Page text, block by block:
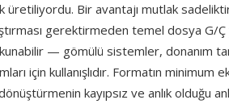
üretiliyordu. Bir avantajı mutlak
gerektirmeden temel dosya G/
— gömülü sistemler, donanım
için kullanışlıdır. Formatın minimum
kayıpsız ve anlık olduğu